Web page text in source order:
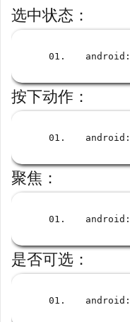
选中状态：
android :
按下动作：
android :
聚焦：
android :
是否可选：
android :